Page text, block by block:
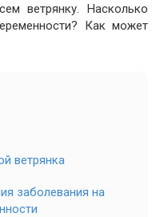
ветрянку. Насколько
Как может
ветрянка
заболевания на